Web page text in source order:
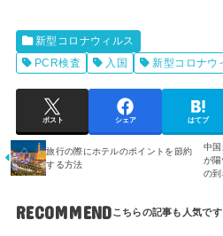
新型コロナウィルス
PCR検査
入国 新型コロナウ
ポスト シェア はてブ
旅行の際にホテルのポイントを節約
する方法
中
が
の
RECOMMEND